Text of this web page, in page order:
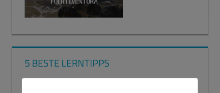
5 BESTE LERNTIPPS